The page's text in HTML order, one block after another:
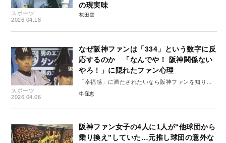
スポーツ
2026.04.18
の現実味
花田雪
スポーツ
2026.04.06
なぜ阪神ファンは「334」という数字に反
応するのか 「なんでや！ 阪神関係ない
やろ！」に隠れたファン心理
「幸福感」に満たされたいなら阪神ファンを知りま
しょう#7
牛窪恵
阪神ファン女子の4人に1人が“他球団から
乗り換え”していた…元推し球団の意外な